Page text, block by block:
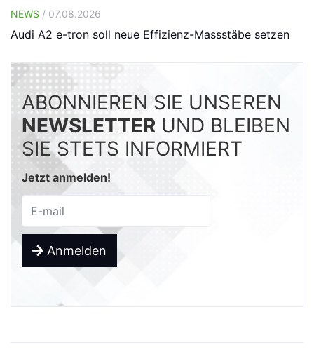
NEWS / 07.08.2026
Audi A2 e-tron soll neue Effizienz-Massstäbe setzen
ABONNIEREN SIE UNSEREN
NEWSLETTER UND BLEIBEN
SIE STETS INFORMIERT
Jetzt anmelden!
Anmelden